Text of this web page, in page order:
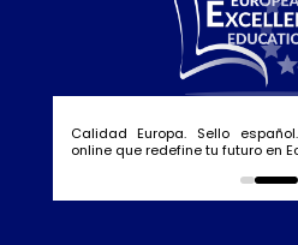
Calidad Europa. Sello
online que redefine tu futuro en
0 1